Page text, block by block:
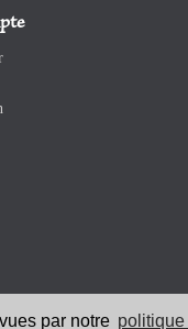
par notre
droits réservés. |Mentions